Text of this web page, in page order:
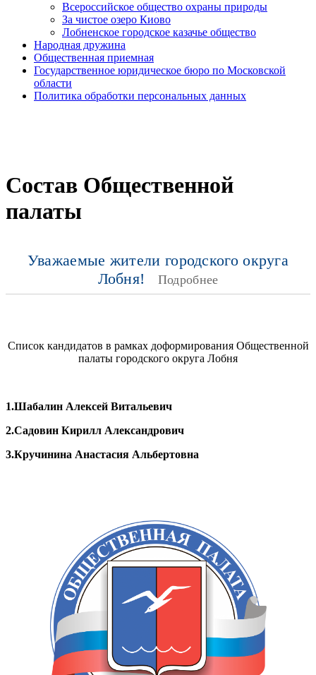
Всероссийское общество охраны природы
За чистое озеро Киово
Лобненское городское казачье общество
Народная дружина
Общественная приемная
Государственное юридическое бюро по Московской
области
Политика обработки персональных данных
Состав Общественной
палаты
Уважаемые жители городского округа
Лобня!
Подробнее
Список кандидатов в рамках доформирования Общественной
палаты городского округа Лобня
1.Шабалин Алексей Витальевич
2.Садовин Кирилл Александрович
3.Кручинина Анастасия Альбертовна